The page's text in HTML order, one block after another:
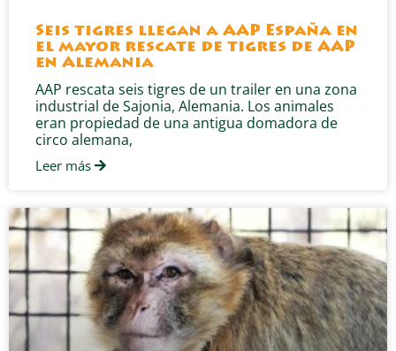
Seis tigres llegan a AAP España en
el mayor rescate de tigres de AAP
en Alemania
AAP rescata seis tigres de un trailer en una zona
industrial de Sajonia, Alemania. Los animales
eran propiedad de una antigua domadora de
circo alemana,
Leer más